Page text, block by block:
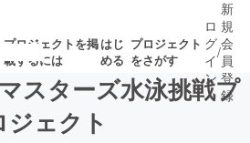
プロジェクトを掲
載するには
はじ
める
プロジェクト
をさがす
ロ
グ
イ
ン
/
新
規
会
員
登
録
スターズ水泳挑戦プ
ジェクト